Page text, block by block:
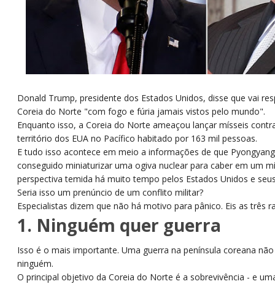
Donald Trump, presidente dos Estados Unidos, disse que vai
Coreia do Norte "com fogo e fúria jamais vistos pelo mundo".
Enquanto isso, a Coreia do Norte ameaçou lançar mísseis
território dos EUA no Pacífico habitado por 163 mil pessoas.
E tudo isso acontece em meio a informações de que
conseguido miniaturizar uma ogiva nuclear para caber em um
perspectiva temida há muito tempo pelos Estados Unidos e
Seria isso um prenúncio de um conflito militar?
Especialistas dizem que não há motivo para pânico. Eis as três
1. Ninguém quer guerra
Isso é o mais importante. Uma guerra na península coreana
ninguém.
O principal objetivo da Coreia do Norte é a sobrevivência - e